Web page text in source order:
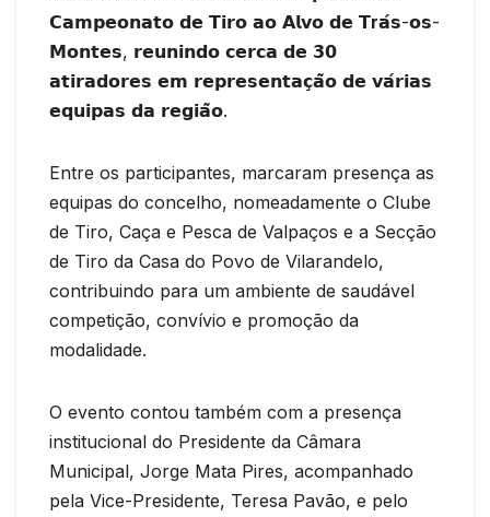
𝗖𝗮𝗺𝗽𝗲𝗼𝗻𝗮𝘁𝗼 𝗱𝗲 𝗧𝗶𝗿𝗼 𝗮𝗼 𝗔𝗹𝘃𝗼 𝗱𝗲 𝗧r𝗮́𝘀-𝗼𝘀-
𝗠𝗼𝗻𝘁𝗲𝘀, 𝗿𝗲𝘂𝗻𝗶𝗻𝗱𝗼 𝗰𝗲𝗿𝗰𝗮 𝗱𝗲 𝟯𝟬
𝗮𝘁𝗶𝗿𝗮𝗱𝗼𝗿𝗲𝘀 𝗲𝗺 𝗿𝗲𝗽𝗿𝗲𝘀𝗲𝗻𝘁𝗮𝗰̧𝗮̃𝗼 𝗱𝗲 𝘃𝗮́𝗿𝗶𝗮𝘀
𝗲𝗾𝘂𝗶𝗽𝗮𝘀 𝗱𝗮 𝗿𝗲𝗴𝗶𝗮̃𝗼.
Entre os participantes, marcaram presença as
equipas do concelho, nomeadamente o Clube
de Tiro, Caça e Pesca de Valpaços e a Secção
de Tiro da Casa do Povo de Vilarandelo,
contribuindo para um ambiente de saudável
competição, convívio e promoção da
modalidade.
O evento contou também com a presença
institucional do Presidente da Câmara
Municipal, Jorge Mata Pires, acompanhado
pela Vice-Presidente, Teresa Pavão, e pelo